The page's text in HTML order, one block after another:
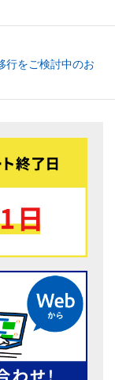
行をご検討中のお